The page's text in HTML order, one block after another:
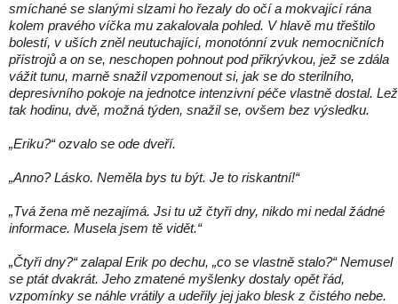
smíchané se slanými slzami ho řezaly do očí a mokvající rána
kolem pravého víčka mu zakalovala pohled. V hlavě mu třeštilo
bolestí, v uších zněl neutuchající, monotónní zvuk nemocničních
přístrojů a on se, neschopen pohnout pod přikrývkou, jež se zdála
vážit tunu, marně snažil vzpomenout si, jak se do sterilního,
depresivního pokoje na jednotce intenzivní péče vlastně dostal.
tak hodinu, dvě, možná týden, snažil se, ovšem bez výsledku.
„Eriku?“ ozvalo se ode dveří.
„Anno? Lásko. Neměla bys tu být. Je to riskantní!“
„Tvá žena mě nezajímá. Jsi tu už čtyři dny, nikdo mi nedal žádné
informace. Musela jsem tě vidět.“
„Čtyři dny?“ zalapal Erik po dechu, „co se vlastně stalo?“ Nemusel
se ptát dvakrát. Jeho zmatené myšlenky dostaly opět řád,
vzpomínky se náhle vrátily a udeřily jej jako blesk z čistého nebe.